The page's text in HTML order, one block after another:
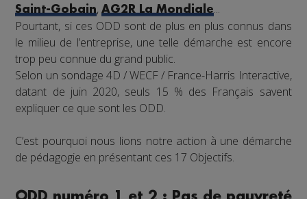
Saint-Gobain,AG2R La Mondiale...
Pourtant, si ces ODD sont de plus en plus connus dans
le milieu de l’entreprise, une telle démarche est encore
trop peu connue du grand public.
Selon un sondage 4D / WECF / France-Harris Interactive,
datant de juin 2020, seuls 15 % des Français savent
expliquer ce que sont les ODD.
C’est pourquoi nous lions notre action à une démarche
de pédagogie en présentant ces 17 Objectifs.